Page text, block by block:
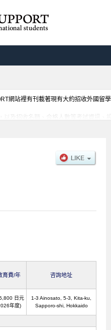
網站裡有刊載著現有大約招收外國留
及招收名額、合格人數等考試資訊、
育費/年 咨詢地址
日元
年度)
1-3 Ainosato, 5-3, Kita-ku,
Sapporo-shi, Hokkaido